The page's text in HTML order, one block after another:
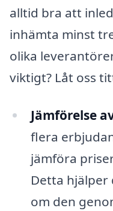
alltid bra att
inhämta minst
olika
viktigt? Låt oss
Jämförelse
flera
jämföra
Detta
om den